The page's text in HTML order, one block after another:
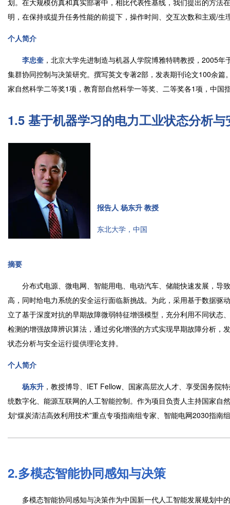
划。在大规模仿真和真实部署中，相比代表性基线，我们提出的方
明，在保持或提升任务性能的前提下，操作时间、交互次数和主观/生
个人简介
李忠奎 ，北京大学先进制造与机器人学院博雅特聘教授，2005
集群协同控制与决策研究。撰写英文专著2部，发表期刊论文100余
家自然科学二等奖1项，教育部自然科学一等奖、二等奖各1项，中
1.5 基于机器学习的电力工业状态分析与
报告人 杨东升 教授
东北大学，中国
摘要
分布式电源、微电网、智能用电、电动汽车、储能快速发展，导
高，同时给电力系统的安全运行面临新挑战。为此，采用基于数据
立了基于深度对抗的早期故障微弱特征增强模型，充分利用不同状
检测的增强故障辨识算法，通过劣化增强的方式实现早期故障分析
状态分析与安全运行提供理论支持。
个人简介
杨东升 ，教授博导、IET Fellow、国家高层次人才、享受国务院
统数字化、能源互联网的人工智能控制。作为项目负责人主持国家
划“煤炭清洁高效利用技术”重点专项指南组专家、智能电网2030指南
2.多模态智能协同感知与决策
多模态智能协同感知与决策作为中国新一代人工智能发展规划中